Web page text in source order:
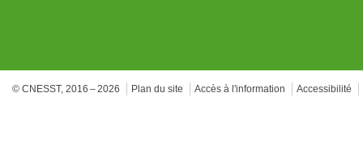
© CNESST, 2016 – 2026 Plan du site Accès à l'information Accessibilité